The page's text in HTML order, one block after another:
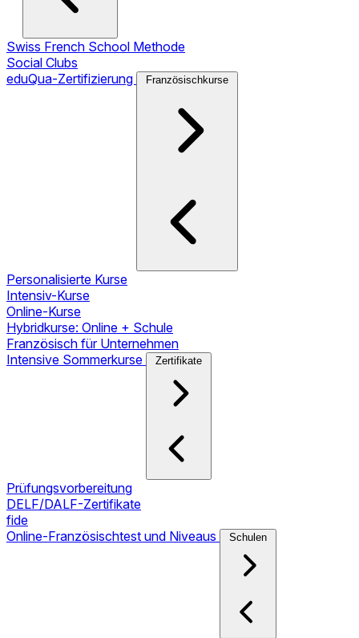
Swiss French School Methode
Social Clubs
eduQua-Zertifizierung
Französischkurse
Personalisierte Kurse
Intensiv-Kurse
Online-Kurse
Hybridkurse: Online + Schule
Französisch für Unternehmen
Intensive Sommerkurse
Zertifikate
Prüfungsvorbereitung
DELF/DALF-Zertifikate
fide
Online-Französischtest und Niveaus
Schulen